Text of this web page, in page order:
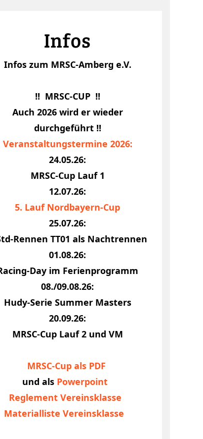
Infos
Infos zum MRSC-Amberg e.V.
!! MRSC-CUP !!
Auch 2026 wird er wieder
durchgeführt !!
Veranstaltungstermine 2026:
24.05.26:
MRSC-Cup Lauf 1
12.07.26:
5. Lauf Nordbayern-Cup
25.07.26:
Rennen TT01 als Nachtrennen
01.08.26:
Day im Ferienprogramm
08./09.08.26:
Hudy-Serie Summer Masters
20.09.26:
MRSC-Cup Lauf 2 und VM
MRSC-Cup als PDF
und als Powerpoint
Reglement Vereinsklasse
Materialliste Vereinsklasse